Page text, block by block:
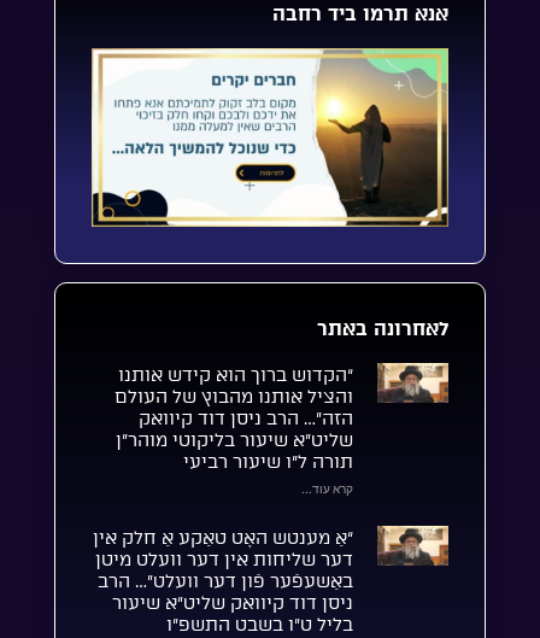
אנא תרמו ביד רחבה
לאחרונה באתר
“הקדוש ברוך הוא קידש אותנו
והציל אותנו מהבוץ של העולם
הזה”… הרב ניסן דוד קיוואק
שליט”א שיעור בליקוטי מוהר”ן
תורה ל”ו שיעור רביעי
קרא עוד...
“אַ מענטש האָט טאַקע אַ חלק אין
דער שליחות אין דער וועלט מיטן
באַשעפֿער פֿון דער וועלט”… הרב
ניסן דוד קיוואק שליט”א שיעור
בליל ט”ו בשבט התשפ”ו